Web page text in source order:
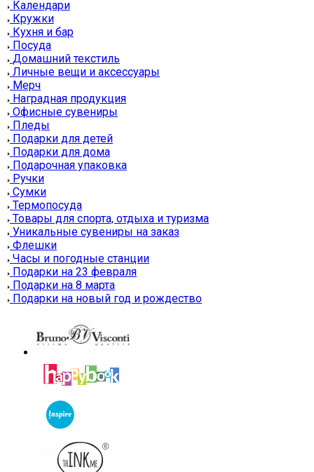
Календари
Кружки
Кухня и бар
Посуда
Домашний текстиль
Личные вещи и аксессуары
Мерч
Наградная продукция
Офисные сувениры
Пледы
Подарки для детей
Подарки для дома
Подарочная упаковка
Ручки
Сумки
Термопосуда
Товары для спорта, отдыха и туризма
Уникальные сувениры на заказ
Флешки
Часы и погодные станции
Подарки на 23 февраля
Подарки на 8 марта
Подарки на новый год и рождество